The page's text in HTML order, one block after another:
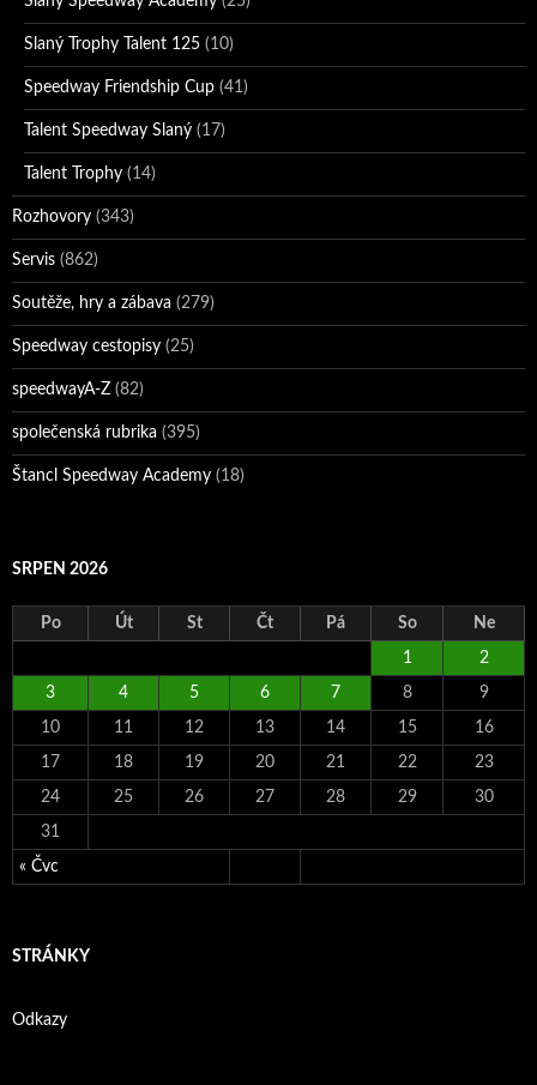
Slaný Trophy Talent 125 (10)
Speedway Friendship Cup (41)
Talent Speedway Slaný (17)
Talent Trophy (14)
Rozhovory (343)
Servis (862)
Soutěže, hry a zábava (279)
Speedway cestopisy (25)
speedwayA-Z (82)
společenská rubrika (395)
Štancl Speedway Academy (18)
SRPEN 2026
Po Út St Čt Pá So Ne
« Čvc
1 2
3 4 5 6 7 8 9
10 11 12 13 14 15 16
17 18 19 20 21 22 23
24 25 26 27 28 29 30
31
STRÁNKY
Odkazy